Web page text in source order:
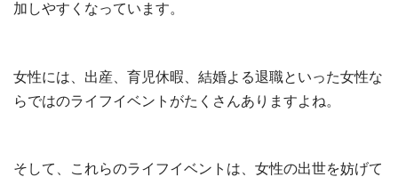
加しやすくなっています。
女性には、出産、育児休暇、結婚よる退職といった女性な
らではのライフイベントがたくさんありますよね。
そして、これらのライフイベントは、女性の出世を妨げて